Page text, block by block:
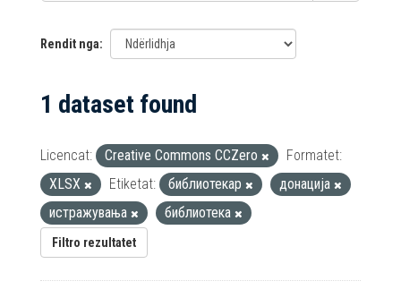
Rendit nga
1 dataset found
Licencat: Creative Commons CCZero
Formatet:
XLSX
Etiketat: библиотекар
донација
истражувања
библиотека
Filtro rezultatet